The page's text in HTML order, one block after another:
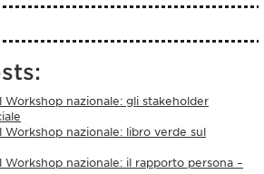
nazionale: gli stakeholder
nazionale: libro verde sul
nazionale: il rapporto persona –